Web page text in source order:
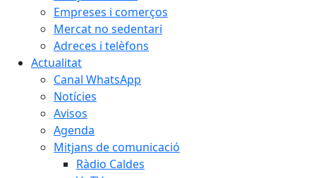
Empreses i comerços
Mercat no sedentari
Adreces i telèfons
Actualitat
Canal WhatsApp
Notícies
Avisos
Agenda
Mitjans de comunicació
Ràdio Caldes